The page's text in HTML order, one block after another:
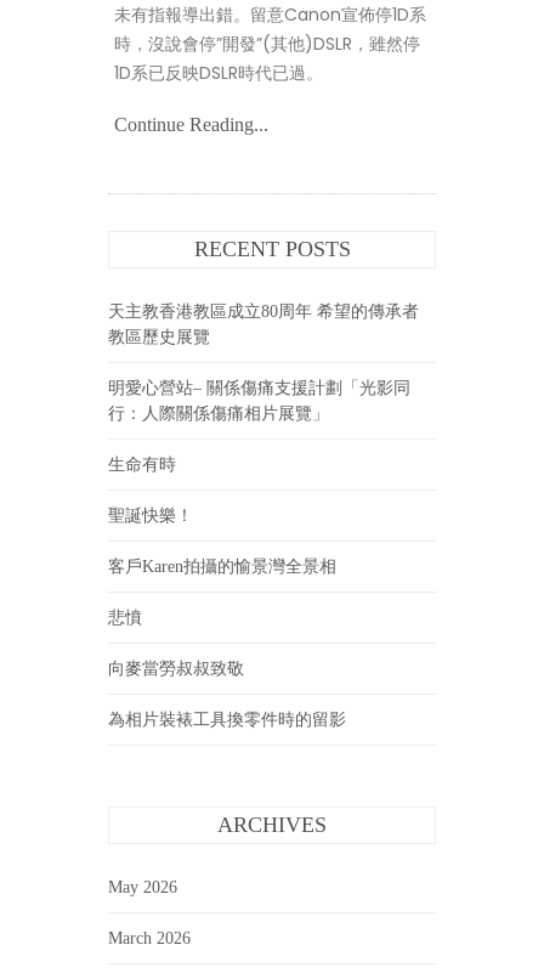
未有指報導出錯。留意Canon宣佈停1D系
時，沒說會停”開發”(其他)DSLR，雖然停
1D系已反映DSLR時代已過。
Continue Reading...
RECENT POSTS
天主教香港教區成立80周年 希望的傳承者
教區歷史展覽
明愛心營站– 關係傷痛支援計劃「光影同
行：人際關係傷痛相片展覽」
生命有時
聖誕快樂！
客戶Karen拍攝的愉景灣全景相
悲憤
向麥當勞叔叔致敬
為相片裝裱工具換零件時的留影
ARCHIVES
May 2026
March 2026